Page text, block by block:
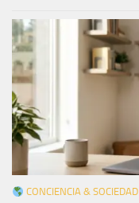
CONCIENCIA & SOCIEDAD